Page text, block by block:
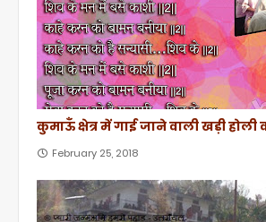
कुमाऊँ क्षेत्र में गाई जाने वाली खड़ी
February 25, 2018